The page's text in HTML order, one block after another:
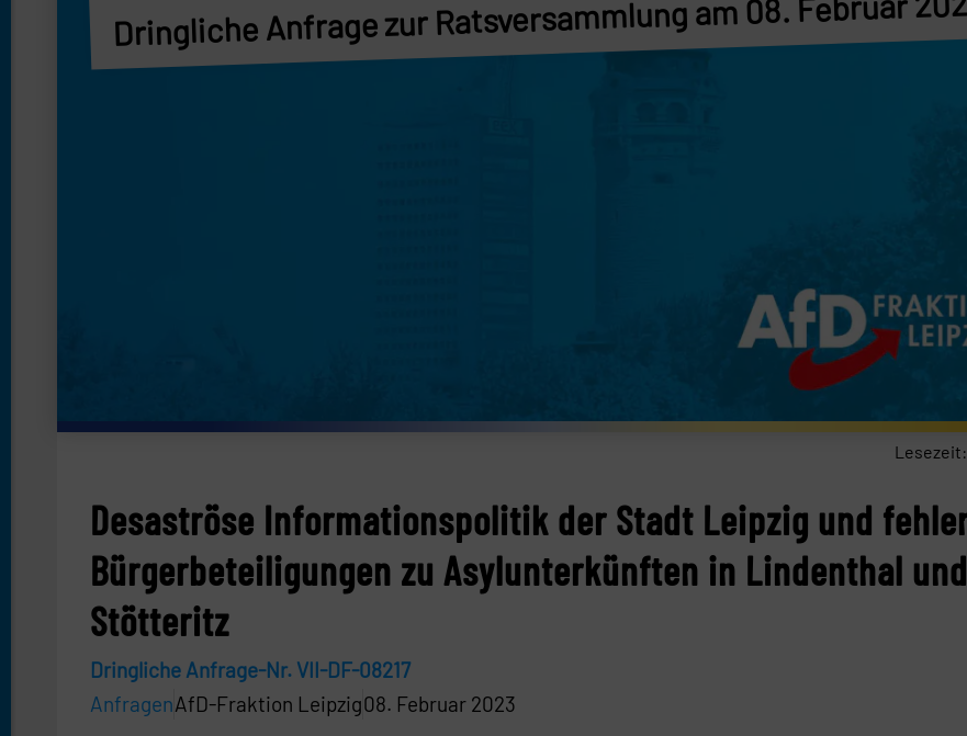
Dringliche Anfrage zur Ratsversammlung am 08. Februar
Lesezeit:
Desaströse Informationspolitik der Stadt Leipzig und
Bürgerbeteiligungen zu Asylunterkünften in Lindenthal und
Stötteritz
Dringliche Anfrage-Nr. VII-DF-08217
AnfragenAfD-Fraktion Leipzig08. Februar 2023